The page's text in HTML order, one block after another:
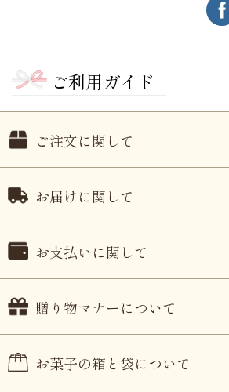
ご利用ガイド
ご注文に関して
お届けに関して
お支払いに関して
贈り物マナーについて
お菓子の箱と袋について